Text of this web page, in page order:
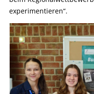
experimentieren“.